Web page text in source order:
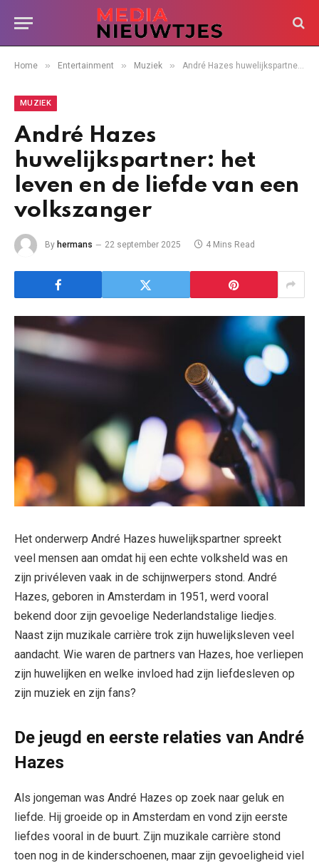
Home » Entertainment » Muziek » André Hazes huwelijkspartner: het leven en de liefde van een volkszanger
MUZIEK
André Hazes
huwelijkspartner: het
leven en de liefde van een
volkszanger
By hermans 22 september 2025 4 Mins Read
Het onderwerp André Hazes huwelijkspartner spreekt
veel mensen aan omdat hij een echte volksheld was en
zijn privéleven vaak in de schijnwerpers stond. André
Hazes, geboren in Amsterdam in 1951, werd vooral
bekend door zijn gevoelige Nederlandstalige liedjes.
Naast zijn muzikale carrière trok zijn huwelijksleven veel
aandacht. Wie waren de partners van Hazes, hoe verliepen
zijn huwelijken en welke invloed had zijn liefdesleven op
zijn muziek en zijn fans?
De jeugd en eerste relaties van André
Hazes
Als jongeman was André Hazes op zoek naar geluk en
liefde. Hij groeide op in Amsterdam en vond zijn eerste
liefdes vooral in de buurt. Zijn muzikale carrière stond
toen nog in de kinderschoenen, maar zijn gevoeligheid viel